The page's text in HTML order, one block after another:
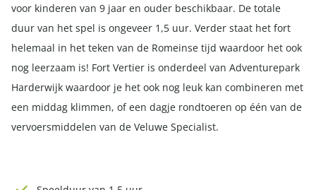
voor kinderen van 9 jaar en ouder beschikbaar. De totale
duur van het spel is ongeveer 1,5 uur. Verder staat het fort
helemaal in het teken van de Romeinse tijd waardoor het ook
nog leerzaam is! Fort Vertier is onderdeel van Adventurepark
Harderwijk waardoor je het ook nog leuk kan combineren met
een middag klimmen, of een dagje rondtoeren op één van de
vervoersmiddelen van de Veluwe Specialist.